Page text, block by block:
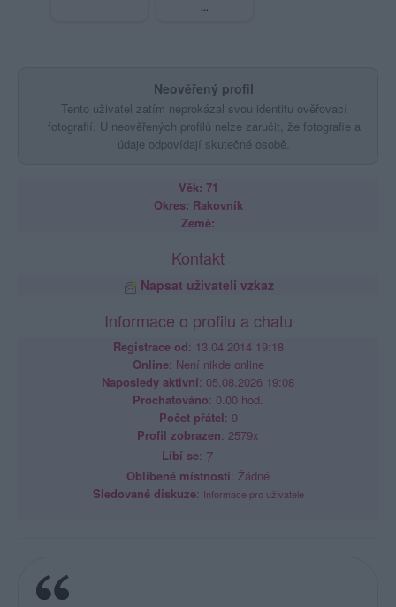
...
Neověřený profil
Tento uživatel zatím neprokázal svou identitu ověřovací
fotografií. U neověřených profilů nelze zaručit, že fotografie a
údaje odpovídají skutečné osobě.
Věk: 71
Okres: Rakovník
Země:
Kontakt
Napsat uživateli vzkaz
Informace o profilu a chatu
Registrace od: 13.04.2014 19:18
Online: Není nikde online
Naposledy aktivní: 05.08.2026 19:08
Prochatováno: 0.00 hod.
Počet přátel: 9
Profil zobrazen: 2579x
Líbí se: 7
Oblibené místnosti: Žádné
Sledované diskuze: Informace pro uživatele